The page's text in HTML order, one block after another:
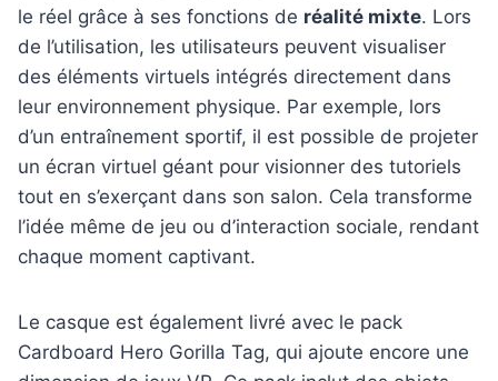
le réel grâce à ses fonctions de réalité mixte. Lors
de l’utilisation, les utilisateurs peuvent visualiser
des éléments virtuels intégrés directement dans
leur environnement physique. Par exemple, lors
d’un entraînement sportif, il est possible de projeter
un écran virtuel géant pour visionner des tutoriels
tout en s’exerçant dans son salon. Cela transforme
l’idée même de jeu ou d’interaction sociale, rendant
chaque moment captivant.
Le casque est également livré avec le pack
Cardboard Hero Gorilla Tag, qui ajoute encore une